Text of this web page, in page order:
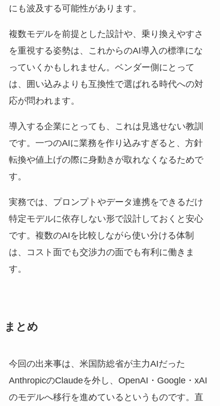
にも波及する可能性があります。
複数モデルを前提とした設計や、乗り換えやすさ
を重視する姿勢は、これからのAI導入の標準にな
っていくかもしれません。ベンダー側にとって
は、囲い込みよりも互換性で選ばれる時代への対
応が問われます。
導入する企業にとっても、これは見逃せない教訓
です。一つのAIに業務を作り込みすぎると、方針
転換や値上げの際に身動きが取れなくなるためで
す。
実務では、プロンプトやデータ連携をできるだけ
特定モデルに依存しない形で設計しておくと安心
です。複数のAIを比較しながら使い分ける体制
は、コスト面でも交渉力の面でも有利に働きま
す。
まとめ
今回の出来事は、米国防総省が主力AIだった
AnthropicのClaudeを外し、OpenAI・Google・xAI
のモデルへ移行を進めているというものです。直